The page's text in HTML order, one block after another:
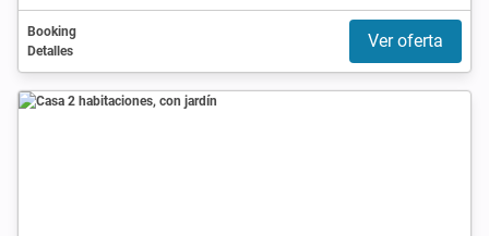
Booking
Detalles
Ver oferta